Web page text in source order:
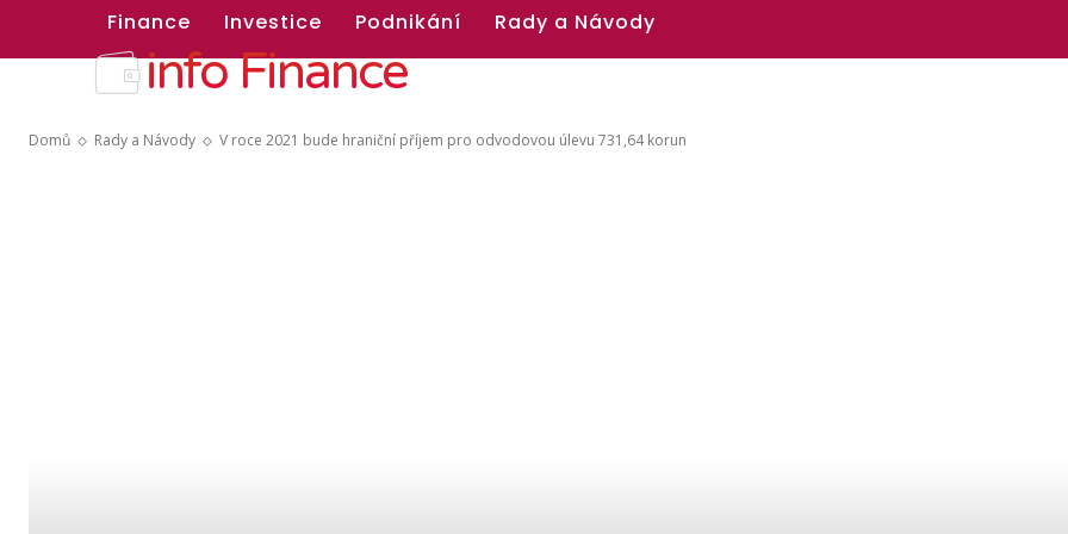
Finance Investice Podnikání Rady a Návody
info Finance
Domů Rady a Návody V roce 2021 bude hraniční příjem pro odvodovou úlevu 731,64 korun